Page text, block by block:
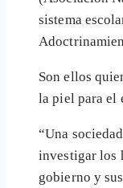
sistema
Son ellos
la piel para el
“Una
investigar los
gobierno y